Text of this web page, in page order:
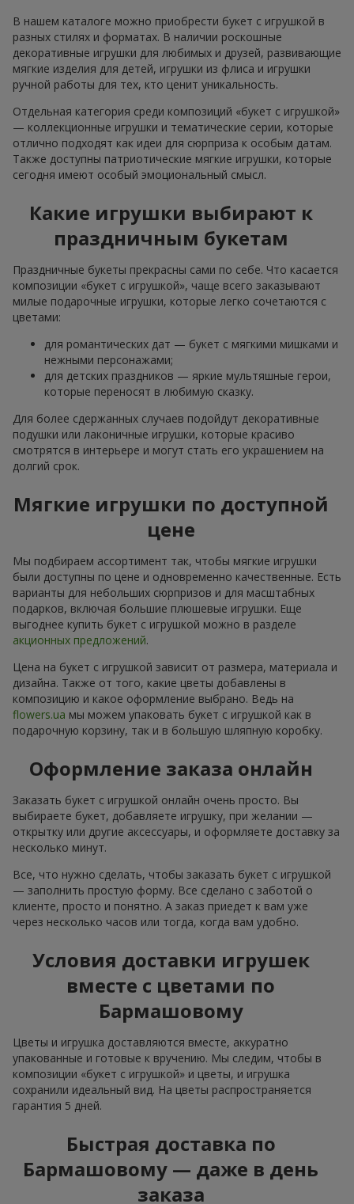
В нашем каталоге можно приобрести букет с игрушкой в
разных стилях и форматах. В наличии роскошные
декоративные игрушки для любимых и друзей, развивающие
мягкие изделия для детей, игрушки из флиса и игрушки
ручной работы для тех, кто ценит уникальность.
Отдельная категория среди композиций «букет с игрушкой»
— коллекционные игрушки и тематические серии, которые
отлично подходят как идеи для сюрприза к особым датам.
Также доступны патриотические мягкие игрушки, которые
сегодня имеют особый эмоциональный смысл.
Какие игрушки выбирают к
праздничным букетам
Праздничные букеты прекрасны сами по себе. Что касается
композиции «букет с игрушкой», чаще всего заказывают
милые подарочные игрушки, которые легко сочетаются с
цветами:
для романтических дат — букет с мягкими мишками и
нежными персонажами;
для детских праздников — яркие мультяшные герои,
которые переносят в любимую сказку.
Для более сдержанных случаев подойдут декоративные
подушки или лаконичные игрушки, которые красиво
смотрятся в интерьере и могут стать его украшением на
долгий срок.
Мягкие игрушки по доступной
цене
Мы подбираем ассортимент так, чтобы мягкие игрушки
были доступны по цене и одновременно качественные. Есть
варианты для небольших сюрпризов и для масштабных
подарков, включая большие плюшевые игрушки. Еще
выгоднее купить букет с игрушкой можно в разделе
акционных предложений.
Цена на букет с игрушкой зависит от размера, материала и
дизайна. Также от того, какие цветы добавлены в
композицию и какое оформление выбрано. Ведь на
flowers.ua мы можем упаковать букет с игрушкой как в
подарочную корзину, так и в большую шляпную коробку.
Оформление заказа онлайн
Заказать букет с игрушкой онлайн очень просто. Вы
выбираете букет, добавляете игрушку, при желании —
открытку или другие аксессуары, и оформляете доставку за
несколько минут.
Все, что нужно сделать, чтобы заказать букет с игрушкой
— заполнить простую форму. Все сделано с заботой о
клиенте, просто и понятно. А заказ приедет к вам уже
через несколько часов или тогда, когда вам удобно.
Условия доставки игрушек
вместе с цветами по
Бармашовому
Цветы и игрушка доставляются вместе, аккуратно
упакованные и готовые к вручению. Мы следим, чтобы в
композиции «букет с игрушкой» и цветы, и игрушка
сохранили идеальный вид. На цветы распространяется
гарантия 5 дней.
Быстрая доставка по
Бармашовому — даже в день
заказа